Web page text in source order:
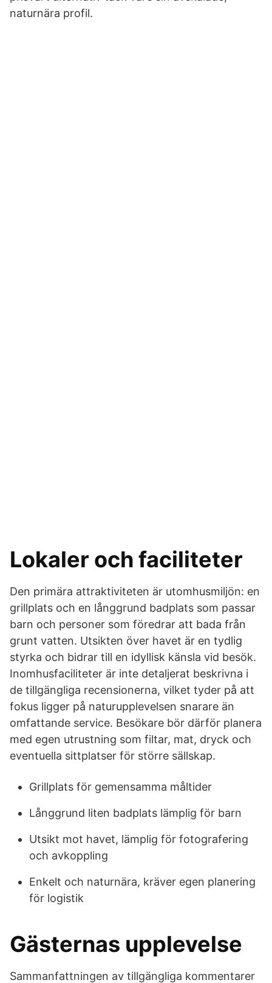
naturnära profil.
Lokaler och faciliteter
Den primära attraktiviteten är utomhusmiljön: en
grillplats och en långgrund badplats som passar
barn och personer som föredrar att bada från
grunt vatten. Utsikten över havet är en tydlig
styrka och bidrar till en idyllisk känsla vid besök.
Inomhusfaciliteter är inte detaljerat beskrivna i
de tillgängliga recensionerna, vilket tyder på att
fokus ligger på naturupplevelsen snarare än
omfattande service. Besökare bör därför planera
med egen utrustning som filtar, mat, dryck och
eventuella sittplatser för större sällskap.
Grillplats för gemensamma måltider
Långgrund liten badplats lämplig för barn
Utsikt mot havet, lämplig för fotografering
och avkoppling
Enkelt och naturnära, kräver egen planering
för logistik
Gästernas upplevelse
Sammanfattningen av tillgängliga kommentarer